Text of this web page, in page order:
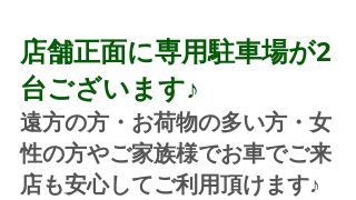
店舗正面に専用駐車場が2
台ございます♪
遠方の方・お荷物の多い方・女
性の方やご家族様でお車でご来
店も安心してご利用頂けます♪